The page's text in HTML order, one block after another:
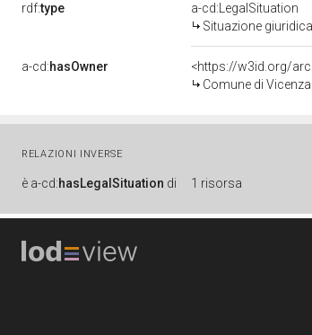
rdf:type
a-cd:LegalSituation
Situazione giuridica
a-cd:hasOwner
<https://w3id.org/
Comune di Vicenza
RELAZIONI INVERSE
è a-cd:hasLegalSituation di 1 risorsa